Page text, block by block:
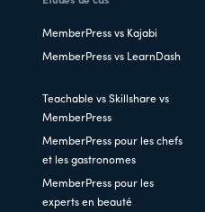
MemberPress vs Kajabi
MemberPress vs LearnDash
Teachable vs Skillshare vs
MemberPress
MemberPress pour les chefs
et les gastronomes
MemberPress pour les
experts en beauté